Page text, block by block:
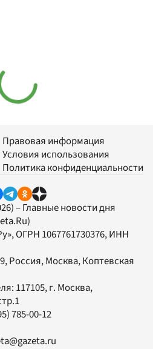
Правовая информация
Условия использования
Политика конфиденциальности
– Главные новости дня
, ОГРН 1067761730376, ИНН
Россия, Москва, Коптевская
117105, г. Москва,
785-00-12